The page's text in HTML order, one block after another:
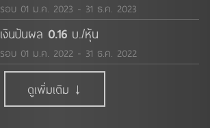
รอบ 01 ม.ค. 2023 - 31 ธ.ค. 2023
เงินปันผล 0.16 บ./หุ้น
รอบ 01 ม.ค. 2022 - 31 ธ.ค. 2022
ดูเพิ่มเติม ↓